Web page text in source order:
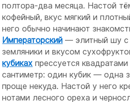
полтора-два месяца. Настой
кофейный, вкус мягкий и
него обычно начинают
Императорский — элитный шу с
земляники и вкусом
кубиках прессуется
сантиметр: один кубик — одна
проще некуда. Настой у него
нотами лесного ореха и